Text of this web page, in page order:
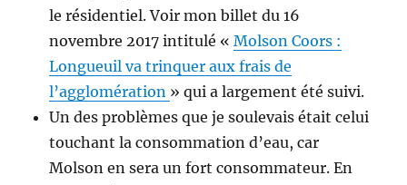
le résidentiel. Voir mon billet du 16
novembre 2017 intitulé «Molson Coors :
Longueuil va trinquer aux frais de
l’agglomération » qui a largement été suivi.
Un des problèmes que je soulevais était celui
touchant la consommation d’eau, car
Molson en sera un fort consommateur. En